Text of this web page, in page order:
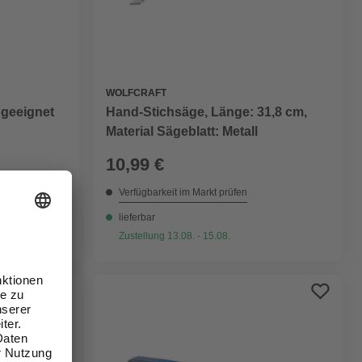
WOLFCRAFT
Hand-Stichsäge, Länge: 31,8 cm,
Material Sägeblatt: Metall
10,99 €
Verfügbarkeit im Markt prüfen
lieferbar
Zustellung 13.08. - 15.08.